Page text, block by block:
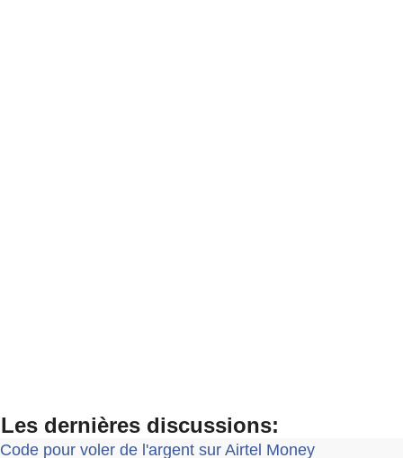
Les dernières discussions:
Code pour voler de l'argent sur Airtel Money